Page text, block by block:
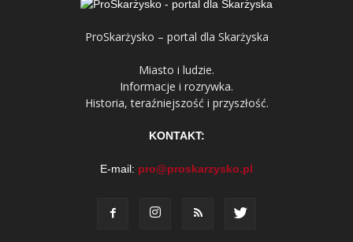
ProSkarżysko – portal dla Skarżyska
Miasto i ludzie.
Informacje i rozrywka.
Historia, teraźniejszość i przyszłość.
KONTAKT:
E-mail: pro@proskarzysko.pl